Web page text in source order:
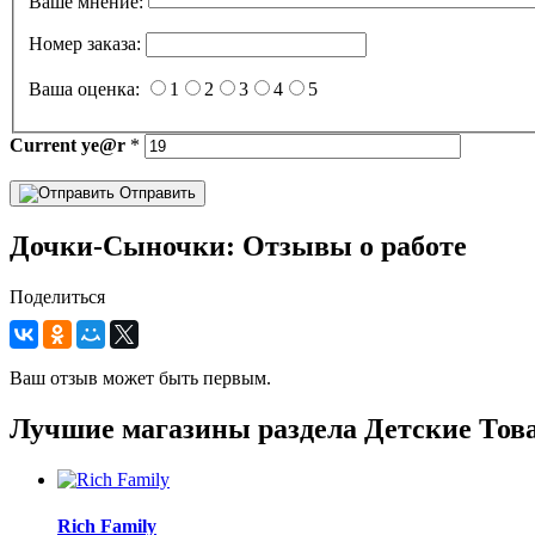
Номер заказа:
Ваша оценка: 1 2 3 4 5
Current ye@r *
Отправить
Дочки-Сыночки: Отзывы о работе
Поделиться
Ваш отзыв может быть первым.
Лучшие магазины раздела Детские
Rich Family